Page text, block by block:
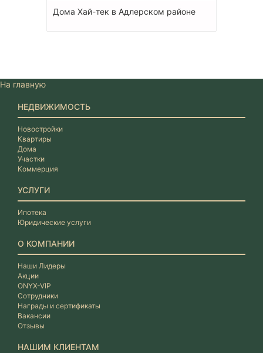
Дома Хай-тек в Адлерском районе
На главную
НЕДВИЖИМОСТЬ
Новостройки
Квартиры
Дома
Участки
Коммерция
УСЛУГИ
Ипотека
Юридические услуги
О КОМПАНИИ
Наши Лидеры
Акции
ONYX-VIP
Сотрудники
Награды и сертификаты
Вакансии
Отзывы
НАШИМ КЛИЕНТАМ